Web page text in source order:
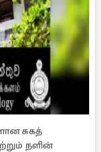
சுகத்
நளின்